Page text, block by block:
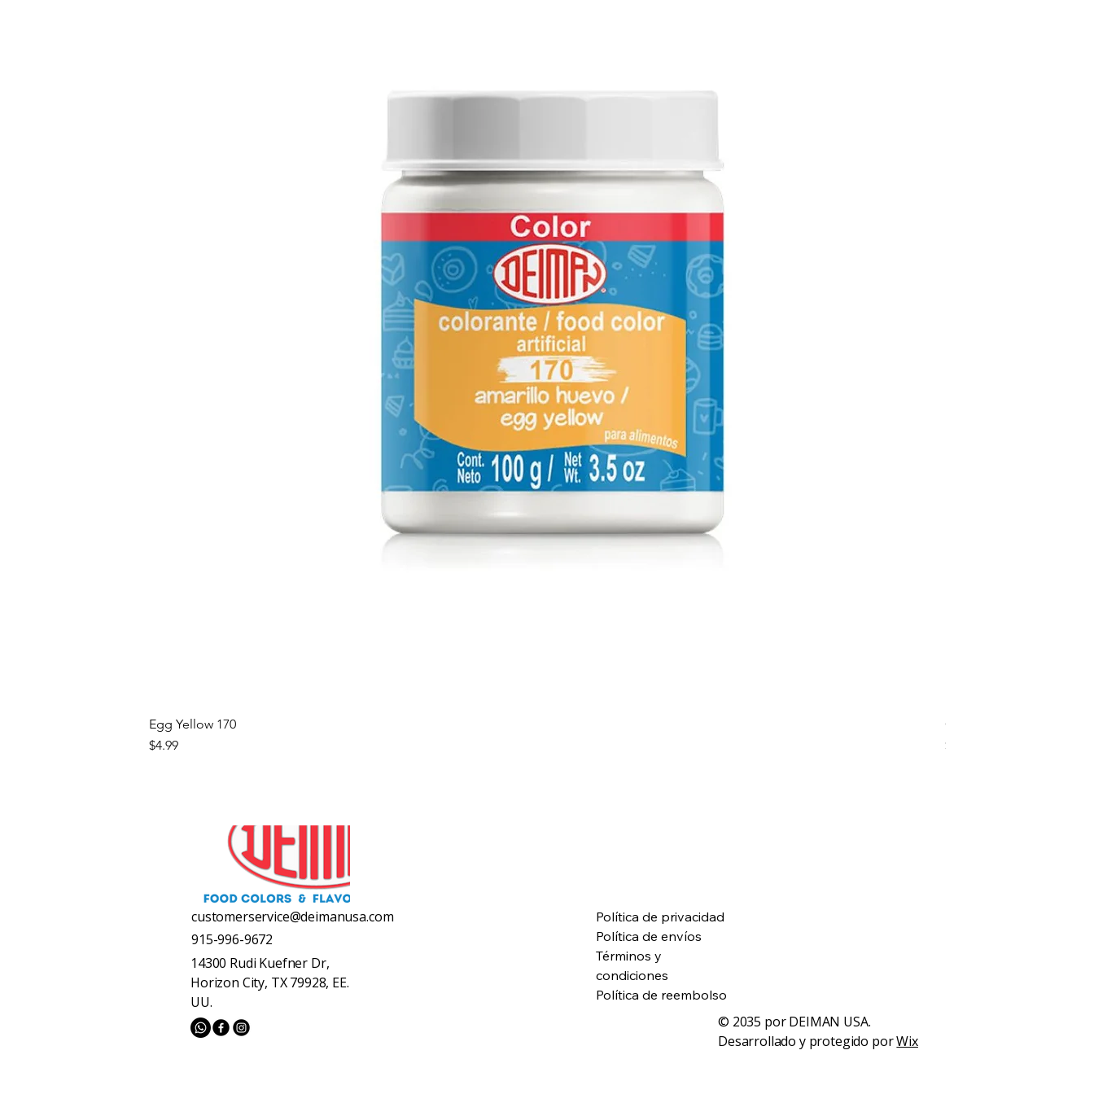
Egg Yellow 170
Precio
$4.99
Orange Oil Essence
Precio
$28.99
customerservice@deimanusa.com
915-996-9672
14300 Rudi Kuefner Dr,
Horizon City, TX 79928, EE.
UU.
Política de privacidad
Política de envíos
Términos y
condiciones
Política de reembolso
© 2035 por DEIMAN USA.
Desarrollado y protegido porWix